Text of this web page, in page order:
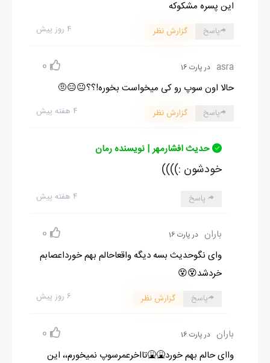
این پسره مشکوکه
۴ روز پیش پاسخ گزارش نظر
asra در پارت 16 0
حالا اون سوپ رو کی میخواست بخوره!؟؟😐😑🤨
۴ هفته پیش پاسخ گزارش نظر
حدیث افشارمهر | نویسنده رمان
خودشون :))))
۴ هفته پیش پاسخ
باران در پارت 16 0
وای نگوحدیث بسه دیگه واقعاحالم بهم خورداعصابم
خردشد😵😵
۶ روز پیش پاسخ گزارش نظر
باران در پارت 16 0
واای حالم بهم خورد🤮🤮تااخرعمرسوپ نمیخورم،، این